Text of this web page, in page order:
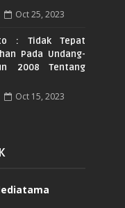
Oct 25, 2023
: Tidak Tepat
Pada Undang-
2008 Tentang
Oct 15, 2023